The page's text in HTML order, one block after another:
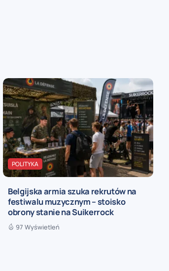
POLITYKA
Belgijska armia szuka rekrutów na
festiwalu muzycznym – stoisko
obrony stanie na Suikerrock
97 Wyświetleń